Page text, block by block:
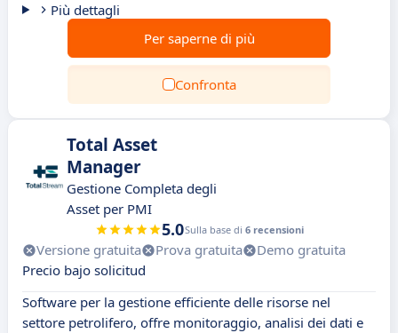
Più dettagli
Per saperne di più
Confronta
Total Asset
Manager
Gestione Completa degli
Asset per PMI
5.0Sulla base di 6 recensioni
Versione gratuita Prova gratuita
Demo gratuita
Precio bajo solicitud
Software per la gestione efficiente delle risorse nel
settore petrolifero, offre monitoraggio, analisi dei dati e